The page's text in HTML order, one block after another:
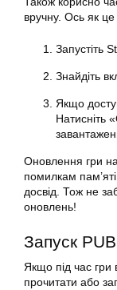
вручну. Ось як це
Запустіть
Знайдіть
Якщо
Натисніть
Оновлення гри
помилкам
досвід. Тож не
оновлень!
Запуск
Якщо під час гри
прочитати або